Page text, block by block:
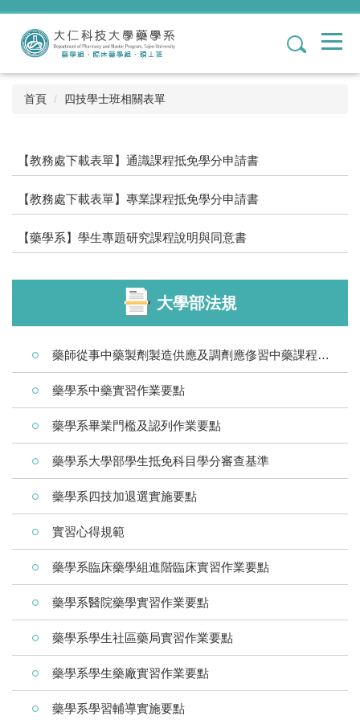
跳
內
1
首頁 四技學士班相關表單
【教務處下載表單】通識課程抵免學分申請書
【教務處下載表單】專業課程抵免學分申請書
【藥學系】學生專題研究課程說明與同意書
大學部法規
藥師從事中藥製劑製造供應及調劑應俢習中藥課程標準
藥學系中藥實習作業要點
藥學系畢業門檻及認列作業要點
藥學系大學部學生抵免科目學分審查基準
藥學系四技加退選實施要點
實習心得規範
藥學系臨床藥學組進階臨床實習作業要點
藥學系醫院藥學實習作業要點
藥學系學生社區藥局實習作業要點
藥學系學生藥廠實習作業要點
藥學系學習輔導實施要點